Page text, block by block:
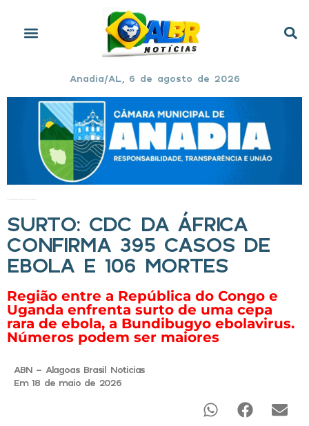
Anadia/AL, 6 de agosto de 2026
SURTO: CDC DA ÁFRICA
CONFIRMA 395 CASOS DE
EBOLA E 106 MORTES
Região entre a República do Congo e
Uganda enfrenta surto de uma cepa
rara de ebola, a Bundibugyo ebolavirus.
Números podem ser maiores
ABN - Alagoas Brasil Noticias
Em 18 de maio de 2026